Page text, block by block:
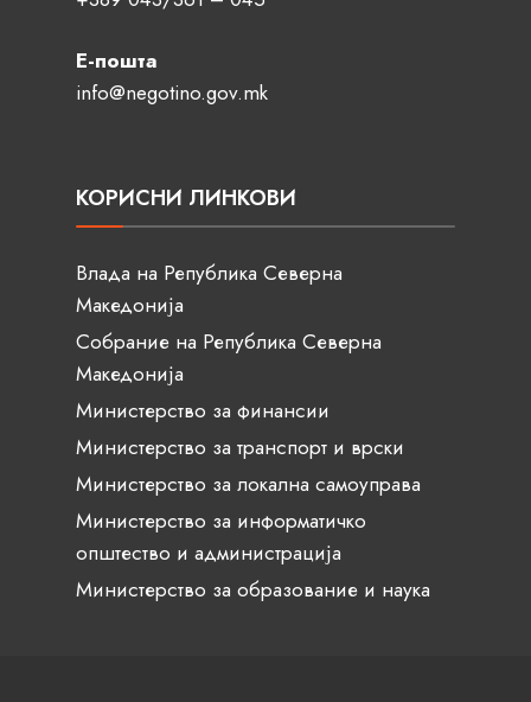
Е-пошта
info@negotino.gov.mk
КОРИСНИ ЛИНКОВИ
Влада на Република Северна
Македонија
Собрание на Република Северна
Македонија
Министерство за финансии
Министерство за транспорт и врски
Министерство за локална самоуправа
Министерство за информатичко
општество и администрација
Министерство за образование и наука